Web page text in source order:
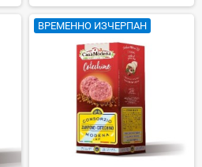
ВРЕМЕННО ИЗЧЕРПАН